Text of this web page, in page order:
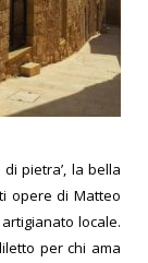
pietra’, la bella
opere di Matteo
locale.
per chi ama